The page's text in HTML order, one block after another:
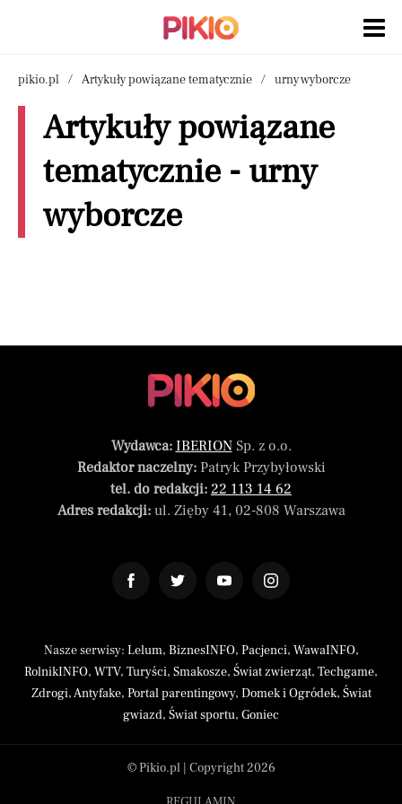
pikio.pl Artykuły powiązane tematycznie urny wyborcze
Artykuły powiązane
tematycznie - urny
wyborcze
Wydawca: IBERIONSp. z o.o.
Redaktor naczelny:Patryk Przybyłowski
tel. do redakcji: 22 113 14 62
Adres redakcji:ul. Zięby 41, 02-808 Warszawa
Nasze serwisy: Lelum, BiznesINFO, Pacjenci, WawaINFO,
RolnikINFO, WTV, Turyści, Smakosze, Świat zwierząt, Techgame,
Zdrogi,Antyfake, Portal parentingowy, Domek i Ogródek, Świat
gwiazd, Świat sportu, Goniec
© Pikio.pl | Copyright 2026